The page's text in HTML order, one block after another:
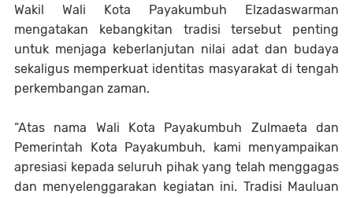
Wakil Wali Kota Payakumbuh Elzadaswarman
mengatakan kebangkitan tradisi tersebut penting
untuk menjaga keberlanjutan nilai adat dan budaya
sekaligus memperkuat identitas masyarakat di tengah
perkembangan zaman.
“Atas nama Wali Kota Payakumbuh Zulmaeta dan
Pemerintah Kota Payakumbuh, kami menyampaikan
apresiasi kepada seluruh pihak yang telah menggagas
dan menyelenggarakan kegiatan ini. Tradisi Mauluan